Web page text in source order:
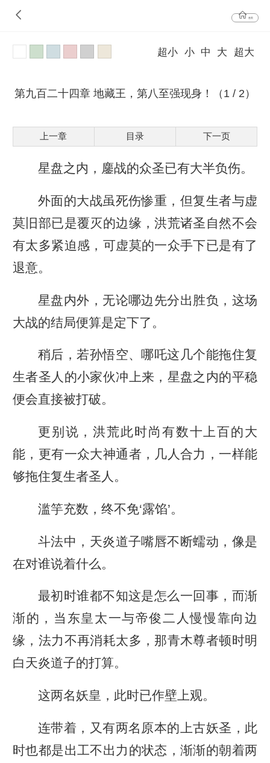
首页
超小 小 中 大 超大
第九百二十四章 地藏王，第八至强现身！（1 / 2）
上一章 目录 下一页
星盘之内，鏖战的众圣已有大半负伤。
外面的大战虽死伤惨重，但复生者与虚
莫旧部已是覆灭的边缘，洪荒诸圣自然不会
有太多紧迫感，可虚莫的一众手下已是有了
退意。
星盘内外，无论哪边先分出胜负，这场
大战的结局便算是定下了。
稍后，若孙悟空、哪吒这几个能拖住复
生者圣人的小家伙冲上来，星盘之内的平稳
便会直接被打破。
更别说，洪荒此时尚有数十上百的大
能，更有一众大神通者，几人合力，一样能
够拖住复生者圣人。
滥竽充数，终不免‘露馅’。
斗法中，天炎道子嘴唇不断蠕动，像是
在对谁说着什么。
最初时谁都不知这是怎么一回事，而渐
渐的，当东皇太一与帝俊二人慢慢靠向边
缘，法力不再消耗太多，那青木尊者顿时明
白天炎道子的打算。
这两名妖皇，此时已作壁上观。
连带着，又有两名原本的上古妖圣，此
时也都是出工不出力的状态，渐渐的朝着两